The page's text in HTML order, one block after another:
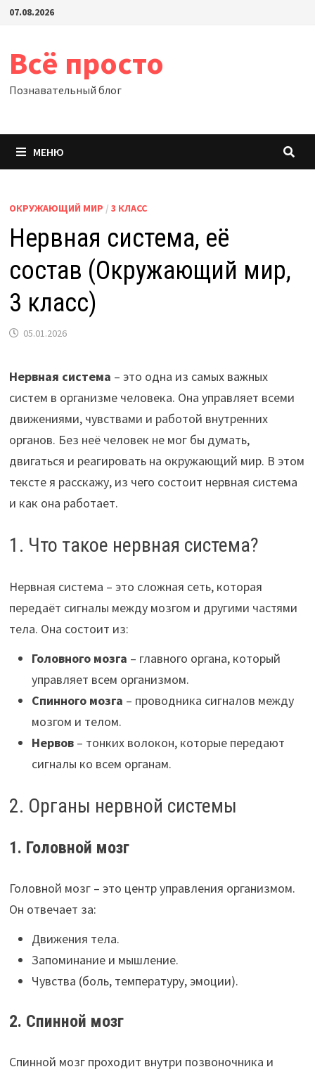
Перейти
07.08.2026
Всё просто
Познавательный блог
МЕНЮ
ОКРУЖАЮЩИЙ МИР / 3 КЛАСС
Нервная система, её
состав (Окружающий мир,
3 класс)
05.01.2026
Нервная система – это одна из самых важных
систем в организме человека. Она управляет всеми
движениями, чувствами и работой внутренних
органов. Без неё человек не мог бы думать,
двигаться и реагировать на окружающий мир. В этом
тексте я расскажу, из чего состоит нервная система
и как она работает.
1. Что такое нервная система?
Нервная система – это сложная сеть, которая
передаёт сигналы между мозгом и другими частями
тела. Она состоит из:
Головного мозга – главного органа, который
управляет всем организмом.
Спинного мозга – проводника сигналов между
мозгом и телом.
Нервов– тонких волокон, которые передают
сигналы ко всем органам.
2. Органы нервной системы
1. Головной мозг
Головной мозг – это центр управления организмом.
Он отвечает за:
Движения тела.
Запоминание и мышление.
Чувства (боль, температуру, эмоции).
2. Спинной мозг
Спинной мозг проходит внутри позвоночника и